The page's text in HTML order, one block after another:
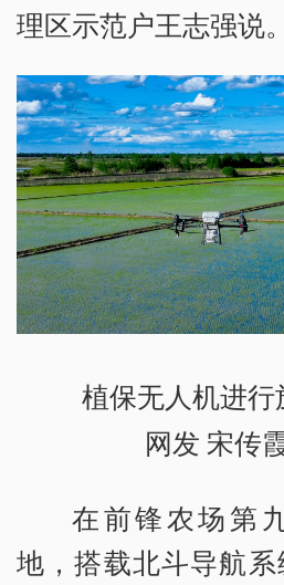
理区示范户王志强说。
植保无人机进
网发 宋传
在前锋农场第
地，搭载北斗导航